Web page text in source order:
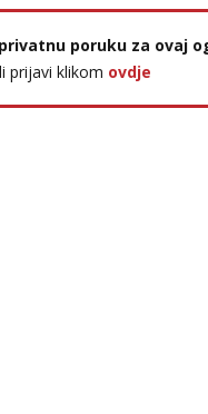
poruku za ovaj
prijavi klikom ovdje